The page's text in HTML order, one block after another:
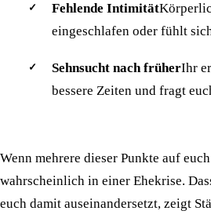
Fehlende Intimität
eingeschlafen oder fühlt
Sehnsucht nach früherIhr
bessere Zeiten und fragt
Wenn mehrere dieser Punkte auf
wahrscheinlich in einer Ehekrise.
euch damit auseinandersetzt, zeigt